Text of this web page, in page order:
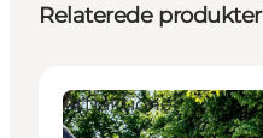
Relaterede produkter
Attraktioner